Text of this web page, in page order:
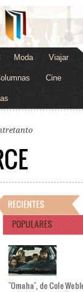
Moda Viajar
Cine
RECIENTES
POPULARES
"Omaha", de Cole